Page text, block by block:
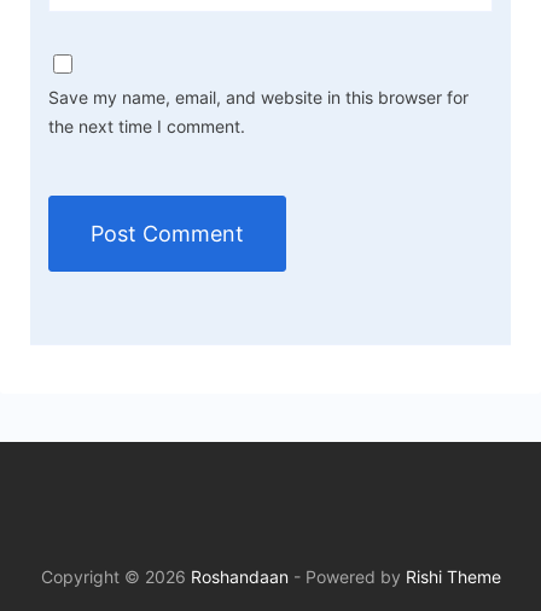
Save my name, email, and website in this browser for
the next time I comment.
Copyright © 2026 Roshandaan - Powered by Rishi Theme